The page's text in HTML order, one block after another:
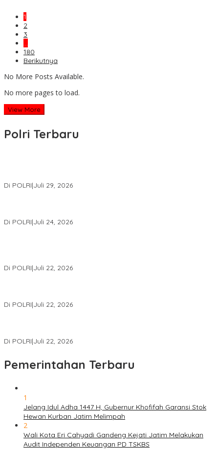
1
2
3
…
180
Berikutnya
No More Posts Available.
No more pages to load.
View More
Polri Terbaru
Di POLRI|Juli 29, 2026
Di POLRI|Juli 24, 2026
Di POLRI|Juli 22, 2026
Di POLRI|Juli 22, 2026
Di POLRI|Juli 22, 2026
Pemerintahan Terbaru
1
Jelang Idul Adha 1447 H, Gubernur Khofifah Garansi Stok
Hewan Kurban Jatim Melimpah
2
Wali Kota Eri Cahyadi Gandeng Kejati Jatim Melakukan
Audit Independen Keuangan PD TSKBS